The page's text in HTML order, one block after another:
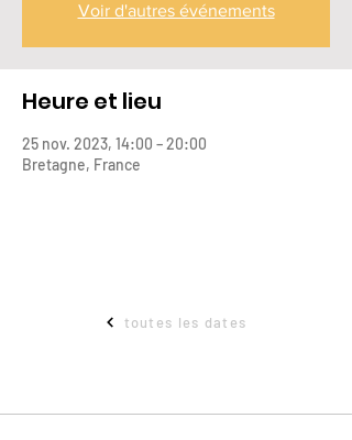
Voir d'autres événements
Heure et lieu
25 nov. 2023, 14:00 – 20:00
Bretagne, France
toutes les dates